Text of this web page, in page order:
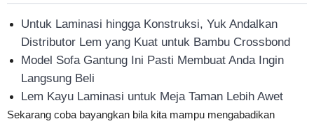
Untuk Laminasi hingga Konstruksi, Yuk Andalkan
Distributor Lem yang Kuat untuk Bambu Crossbond
Model Sofa Gantung Ini Pasti Membuat Anda Ingin
Langsung Beli
Lem Kayu Laminasi untuk Meja Taman Lebih Awet
Sekarang coba bayangkan bila kita mampu mengabadikan